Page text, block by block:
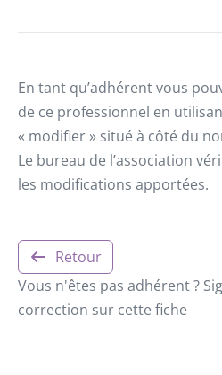
En tant qu’adhérent vous
de ce professionnel en
« modifier » situé à côté du
Le bureau de l’association
les modifications apportées.
Retour
Vous n'êtes pas adhérent ?
correction sur cette fiche